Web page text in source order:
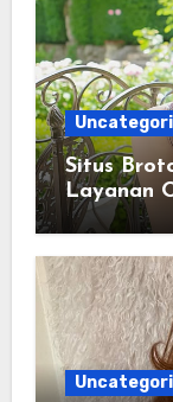
Situs
Layanan